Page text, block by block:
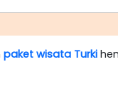
paket wisata Turki